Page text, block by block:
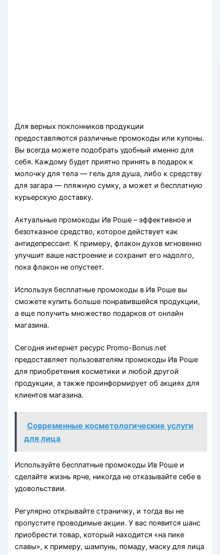
Для верных поклонников продукции
предоставляются различные промокоды или купоны.
Вы всегда можете подобрать удобный именно для
себя. Каждому будет приятно принять в подарок к
молочку для тела — гель для душа, либо к средству
для загара — пляжную сумку, а может и бесплатную
курьерскую доставку.
Актуальные промокоды Ив Роше – эффективное и
безотказное средство, которое действует как
антидепрессант. К примеру, флакон духов мгновенно
улучшит ваше настроение и сохранит его надолго,
пока флакон не опустеет.
Используя бесплатные промокоды в Ив Роше вы
сможете купить больше понравившейся продукции,
а еще получить множество подарков от онлайн
магазина.
Сегодня интернет ресурс Promo-Bonus.net
предоставляет пользователям промокоды Ив Роше
для приобретения косметики и любой другой
продукции, а также проинформирует об акциях для
клиентов магазина.
Современные косметологические услуги
для лица
Используйте бесплатные промокоды Ив Роше и
сделайте жизнь ярче, никогда не отказывайте себе в
удовольствии.
Регулярно открывайте страничку, и тогда вы не
пропустите проводимые акции. У вас появится шанс
приобрести товар, который находится «на пике
славы», к примеру, шампунь, помаду, маску для лица